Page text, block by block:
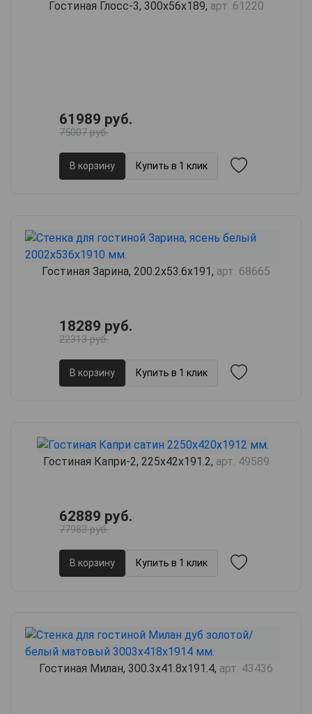
Гостиная Глосс-3, 300х56х189, арт. 61220
61989 руб.
75007 руб.
В корзину Купить в 1 клик
Гостиная Зарина, 200.2х53.6х191, арт. 68665
18289 руб.
22313 руб.
В корзину Купить в 1 клик
Гостиная Капри-2, 225х42х191.2, арт. 49589
62889 руб.
77983 руб.
В корзину Купить в 1 клик
Гостиная Милан, 300.3х41.8х191.4, арт. 43436